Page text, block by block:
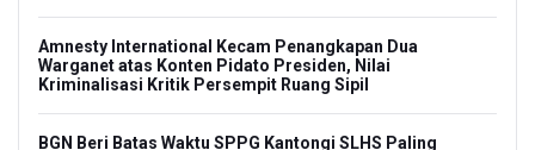
Amnesty International Kecam Penangkapan Dua
Warganet atas Konten Pidato Presiden, Nilai
Kriminalisasi Kritik Persempit Ruang Sipil
BGN Beri Batas Waktu SPPG Kantongi SLHS Paling